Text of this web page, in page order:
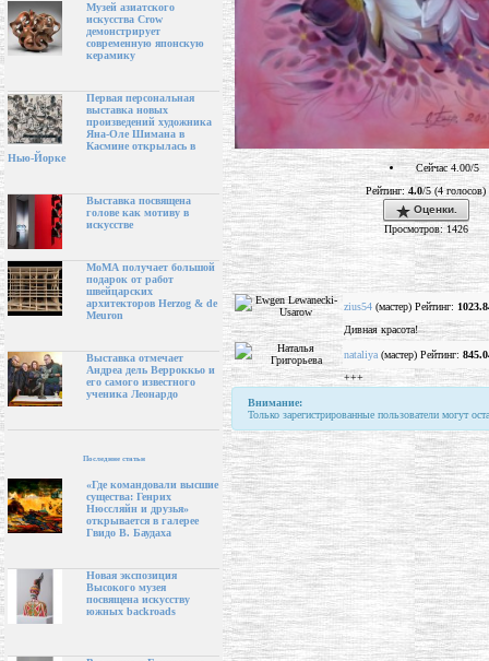
Музей азиатского
искусства Crow
демонстрирует
современную японскую
керамику
Первая персональная
выставка новых
произведений художника
Яна-Оле Шимана в
Касмине открылась в
Нью-Йорке
Выставка посвящена
голове как мотиву в
искусстве
МоМА получает большой
подарок от работ
швейцарских
архитекторов Herzog & de
Meuron
Выставка отмечает
Андреа дель Верроккьо и
его самого известного
ученика Леонардо
Последние статьи
«Где командовали высшие
существа: Генрих
Нюссляйн и друзья»
открывается в галерее
Гвидо В. Баудаха
Новая экспозиция
Высокого музея
посвящена искусству
южных backroads
Сейчас 4.00/5
Рейтинг:4.0/5 (4 голосов)
Оценки.
Просмотров: 1426
zius54 (мастер) Рейтинг:
Дивная красота!
nataliya (мастер) Рейтинг:
+++
Внимание:
Только зарегистрированные пользователи могут